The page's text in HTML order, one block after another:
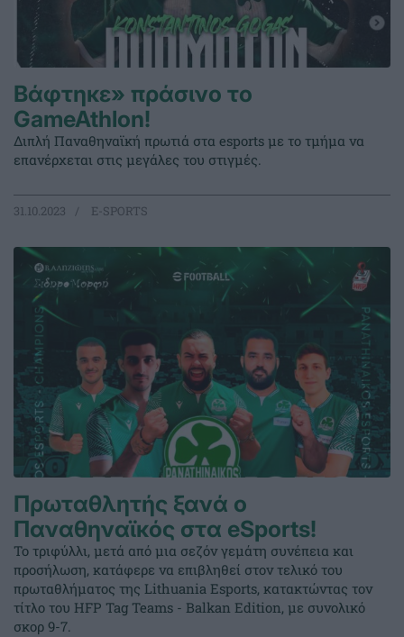
Βάφτηκε» πράσινο το
GameAthlon!
Διπλή Παναθηναϊκή πρωτιά στα esports με το τμήμα να
επανέρχεται στις μεγάλες του στιγμές.
31.10.2023 E-SPORTS
Πρωταθλητής ξανά ο
Παναθηναϊκός στα eSports!
Το τριφύλλι, μετά από μια σεζόν γεμάτη συνέπεια και
προσήλωση, κατάφερε να επιβληθεί στον τελικό του
πρωταθλήματος της Lithuania Esports, κατακτώντας τον
τίτλο του HFP Tag Teams - Balkan Edition, με συνολικό
σκορ 9-7.